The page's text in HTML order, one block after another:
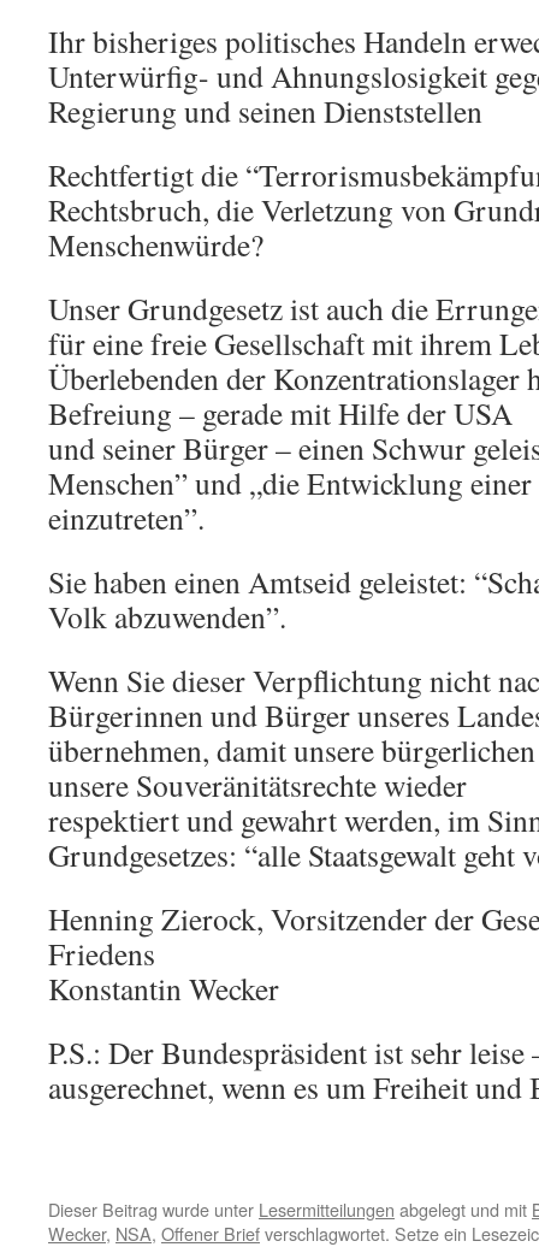
Ihr bisheriges politisches Handeln
Unterwürfig- und Ahnungslosigkeit
Regierung und seinen Dienststellen
Rechtfertigt die
Rechtsbruch, die Verletzung von
Menschenwürde?
Unser Grundgesetz ist auch die
für eine freie Gesellschaft mit ihrem
Überlebenden der Konzentrationslager
Befreiung – gerade mit Hilfe der USA
und seiner Bürger – einen Schwur
Menschen” und „die Entwicklung
einzutreten”.
Sie haben einen Amtseid geleistet:
Volk abzuwenden”.
Wenn Sie dieser Verpflichtung nicht
Bürgerinnen und Bürger unseres
übernehmen, damit unsere
unsere Souveränitätsrechte wieder
respektiert und gewahrt werden, im
Grundgesetzes: “alle Staatsgewalt geht
Henning Zierock, Vorsitzender der
Friedens
Konstantin Wecker
P.S.: Der Bundespräsident ist sehr
ausgerechnet, wenn es um Freiheit und
Dieser Beitrag wurde unter Lesermitteilungen abgelegt und mit
Wecker, NSA, Offener Briefverschlagwortet. Setze ein